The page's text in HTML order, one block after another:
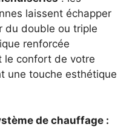
laissent échapper
du double ou triple
renforcée
le confort de votre
une touche esthétique
de chauffage :